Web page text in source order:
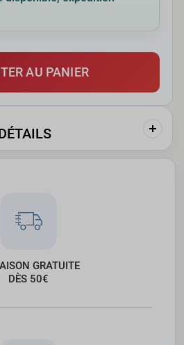
AU PANIER
GRATUITE
DÈS 50€